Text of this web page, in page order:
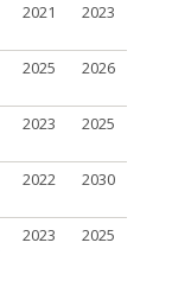
2021 2023
2025 2026
2023 2025
2022 2030
2023 2025